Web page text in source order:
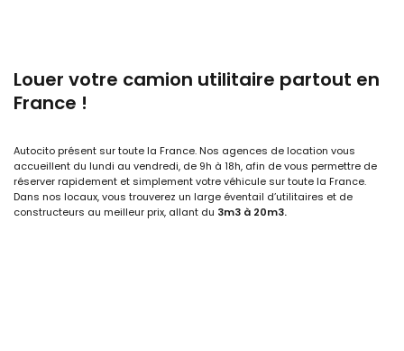
Louer votre camion utilitaire partout en
France !
Autocito présent sur toute la France. Nos agences de location vous
accueillent du lundi au vendredi, de 9h à 18h, afin de vous permettre de
réserver rapidement et simplement votre véhicule sur toute la France.
Dans nos locaux, vous trouverez un large éventail d’utilitaires et de
constructeurs au meilleur prix, allant du 3m3 à 20m3.